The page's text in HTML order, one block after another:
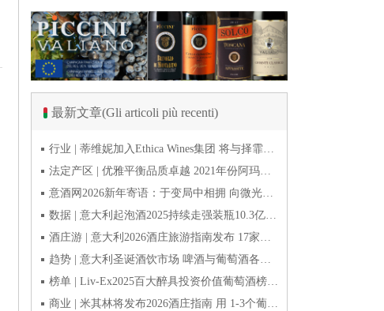
最新文章(Gli articoli più recenti)
行业 | 蒂维妮加入Ethica Wines集团 将与择霏罗共拓中国市场
法定产区 | 优雅平衡品质卓越 2021年份阿玛罗尼Amarone全球预品会落幕
意酒网2026新年寄语：于变局中相拥 向微光而前行
数据 | 意大利起泡酒2025持续走强装瓶10.3亿瓶 普罗塞克风靡全球
酒庄游 | 意大利2026酒庄旅游指南发布 17家葡萄酒博物馆别错过
趋势 | 意大利圣诞酒饮市场 啤酒与葡萄酒各自精彩
榜单 | Liv-Ex2025百大醉具投资价值葡萄酒榜单发布 20款意酒入选
商业 | 米其林将发布2026酒庄指南 用 1-3个葡萄串为部分酒庄评级